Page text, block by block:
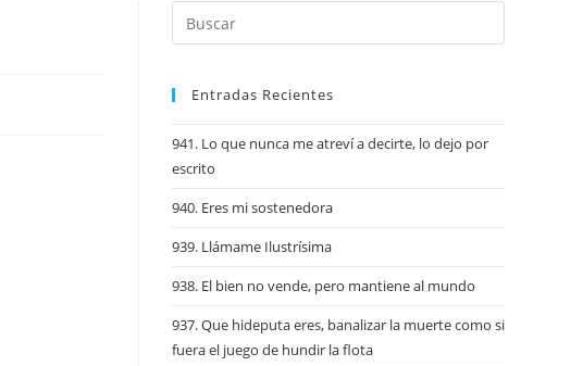
Entradas Recientes
941. Lo que nunca me atreví a decirte, lo dejo por
escrito
940. Eres mi sostenedora
939. Llámame Ilustrísima
938. El bien no vende, pero mantiene al mundo
937. Que hideputa eres, banalizar la muerte como si
fuera el juego de hundir la flota